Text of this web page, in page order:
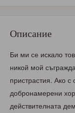
Описание
Би ми се искало
никой мой
пристрастия. Ако с
добронамерени
действителната